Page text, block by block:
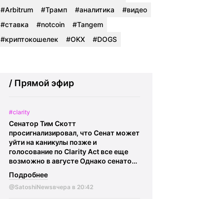
#Arbitrum
#Трамп #аналитика
#видео
#ставка
#notcoin
#Tangem
#криптокошелек
#OKX #DOGS
/ Прямой эфир
#clarity
Сенатор Тим Скотт
просигнализировал, что Сенат может
уйти на каникулы позже и
голосование по Clarity Act все еще
возможно в августе Однако сенатор
Том Тиллис заявил журналистам, что
Белый дом не связывался с ним по
поводу двухпартийного соглашения
Подробнее
@SatoshiNewsвчера в 20:42